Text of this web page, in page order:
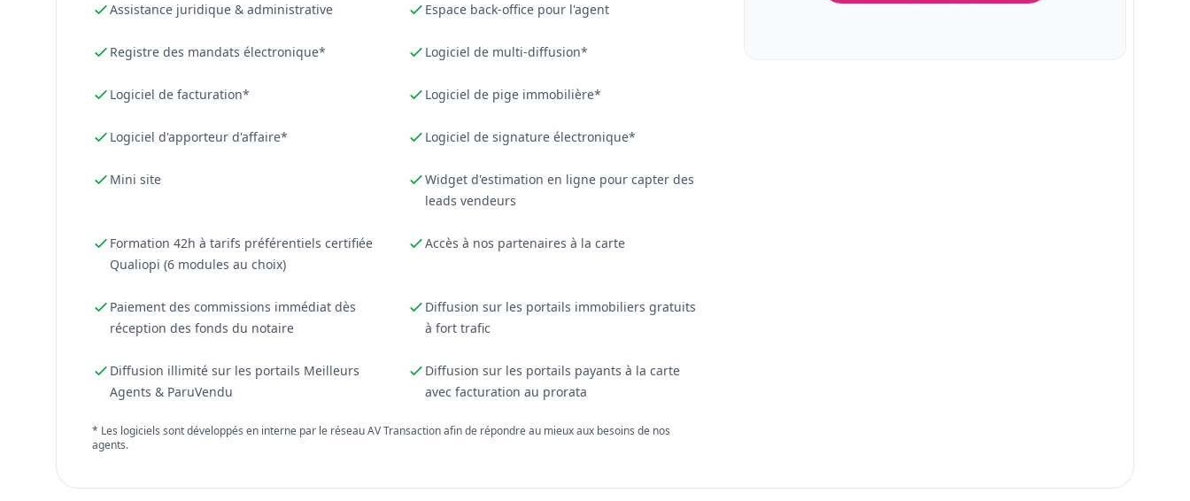
Assistance juridique & administrative Espace back-office pour l'agent
Registre des mandats électronique* Logiciel de multi-diffusion*
Logiciel de facturation* Logiciel de pige immobilière*
Logiciel d'apporteur d'affaire* Logiciel de signature électronique*
Mini site
Widget d'estimation en ligne pour capter des
leads vendeurs
Formation 42h à tarifs préférentiels certifiée
Qualiopi (6 modules au choix)
Accès à nos partenaires à la carte
Paiement des commissions immédiat dès
réception des fonds du notaire
Diffusion sur les portails immobiliers gratuits
à fort trafic
Diffusion illimité sur les portails Meilleurs
Agents & ParuVendu
Diffusion sur les portails payants à la carte
avec facturation au prorata
* Les logiciels sont développés en interne par le réseau AV Transaction afin de répondre au mieux aux besoins de nos
agents.